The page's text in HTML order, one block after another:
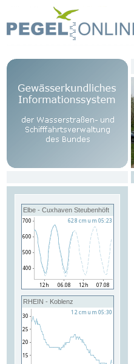
Elbe - Cuxhaven Steubenhöft
RHEIN - Koblenz